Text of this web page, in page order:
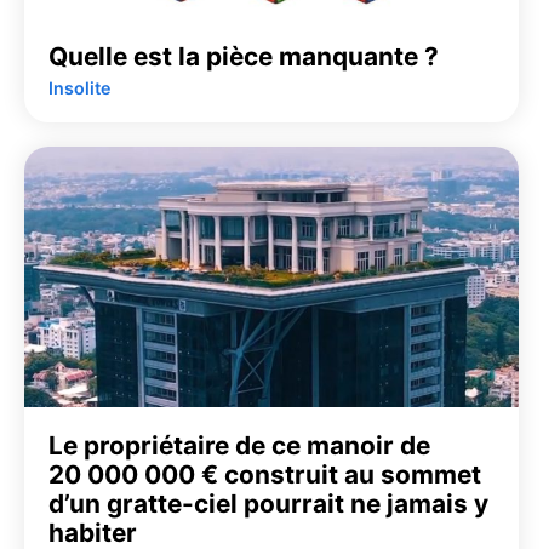
Quelle est la pièce manquante ?
Insolite
Le propriétaire de ce manoir de
20 000 000 € construit au sommet
d’un gratte-ciel pourrait ne jamais y
habiter